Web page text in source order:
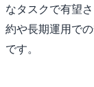
なタスクで有望
約や長期運用で
です。